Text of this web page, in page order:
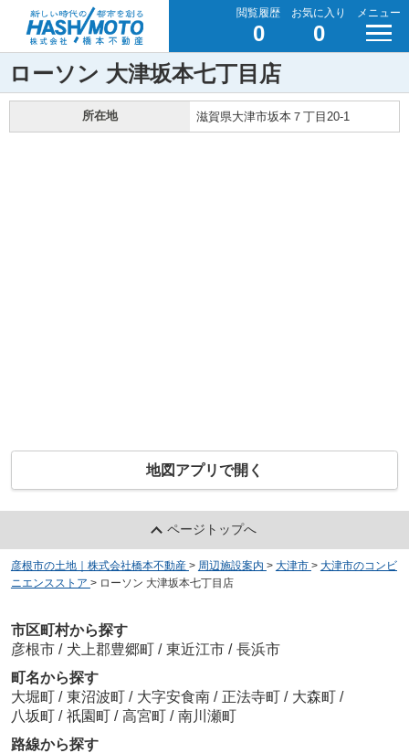
閲覧履歴
0
お気に入り
0
メニュー
ローソン 大津坂本七丁目店
所在地 滋賀県大津市坂本７丁目20-1
地図アプリで開く
ページトップへ
彦根市の土地｜株式会社橋本不動産 > 周辺施設案内 > 大津市 > 大津市のコンビ
ニエンスストア > ローソン 大津坂本七丁目店
市区町村から探す
彦根市 / 犬上郡豊郷町 / 東近江市 / 長浜市
町名から探す
大堀町 / 東沼波町 / 大字安食南 / 正法寺町 / 大森町 /
八坂町 / 祇園町 / 高宮町 / 南川瀬町
路線から探す